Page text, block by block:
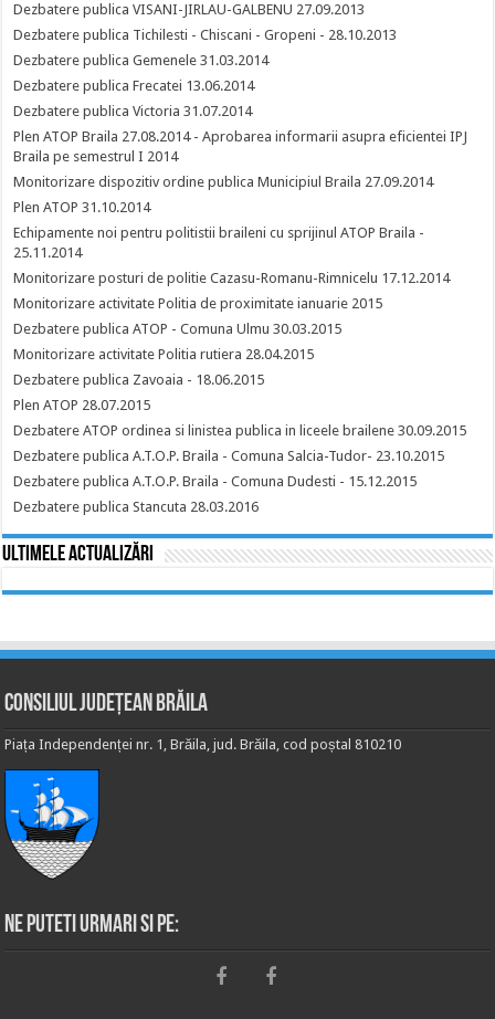
Dezbatere publica VISANI-JIRLAU-GALBENU 27.09.2013
Dezbatere publica Tichilesti - Chiscani - Gropeni - 28.10.2013
Dezbatere publica Gemenele 31.03.2014
Dezbatere publica Frecatei 13.06.2014
Dezbatere publica Victoria 31.07.2014
Plen ATOP Braila 27.08.2014 - Aprobarea informarii asupra eficientei IPJ
Braila pe semestrul I 2014
Monitorizare dispozitiv ordine publica Municipiul Braila 27.09.2014
Plen ATOP 31.10.2014
Echipamente noi pentru politistii braileni cu sprijinul ATOP Braila -
25.11.2014
Monitorizare posturi de politie Cazasu-Romanu-Rimnicelu 17.12.2014
Monitorizare activitate Politia de proximitate ianuarie 2015
Dezbatere publica ATOP - Comuna Ulmu 30.03.2015
Monitorizare activitate Politia rutiera 28.04.2015
Dezbatere publica Zavoaia - 18.06.2015
Plen ATOP 28.07.2015
Dezbatere ATOP ordinea si linistea publica in liceele brailene 30.09.2015
Dezbatere publica A.T.O.P. Braila - Comuna Salcia-Tudor- 23.10.2015
Dezbatere publica A.T.O.P. Braila - Comuna Dudesti - 15.12.2015
Dezbatere publica Stancuta 28.03.2016
Ultimele actualizări
Consiliul Județean Brăila
Piața Independenței nr. 1, Brăila, jud. Brăila, cod poștal 810210
Ne puteti urmari si pe: